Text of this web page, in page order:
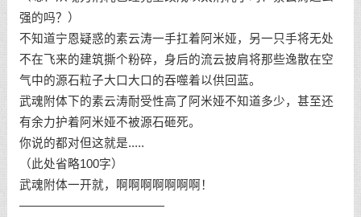
强的吗？）
不知道宁恩疑惑的素云涛一手扛着阿米娅，另一只手将无处
不在飞来的建筑撕个粉碎，身后的流云披肩将那些逸散在空
气中的源石粒子大口大口的吞噬着以供回蓝。
武魂附体下的素云涛耐受性高了阿米娅不知道多少，甚至还
有余力护着阿米娅不被源石砸死。
你说的都对但这就是.....
（此处省略100字）
武魂附体一开就，啊啊啊啊啊啊啊！
————————————